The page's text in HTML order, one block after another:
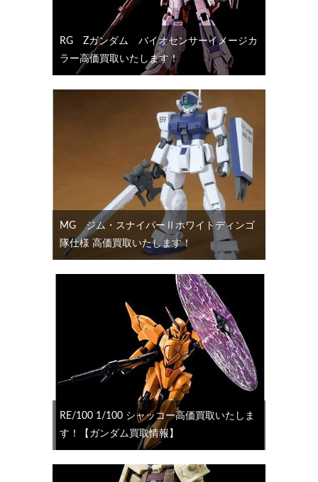
RG Ζガンダム バイオセンサーイメージカ
ラー高価買取いたします！
MG ジム・スナイパーⅡホワイトディンゴ
隊仕様 高価買取いたします！
RE/100 1/100 シャッコー高価買取いたしま
す！【ガンダム買取情報】